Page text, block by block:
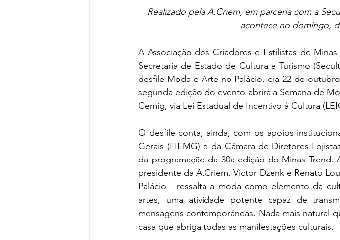
Realizado pela A.Criem, em parceria com a
acontece no domingo,
A Associação dos Criadores e Estilistas de
Secretaria de Estado de Cultura e Turismo
desfile Moda e Arte no Palácio, dia 22 de
segunda edição do evento abrirá a Semana de
Cemig, via Lei Estadual de Incentivo à Cultura
O desfile conta, ainda, com os apoios
Gerais (FIEMG) e da Câmara de Diretores
da programação da 30a edição do Minas
presidente da A.Criem, Victor Dzenk e Renato
Palácio - ressalta a moda como elemento da
artes, uma atividade potente capaz de
mensagens contemporâneas. Nada mais natural
casa que abriga todas as manifestações culturais.